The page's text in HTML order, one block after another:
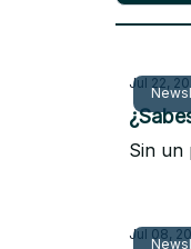
Jul 22,
Sin un
Jul 08,